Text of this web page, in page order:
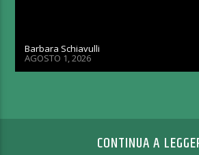
Barbara Schiavulli
AGOSTO 1, 2026
CONTINUA A